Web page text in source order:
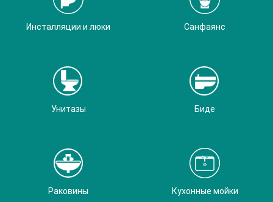
Инсталляции и люки Санфаянс
Унитазы Биде
Раковины Кухонные мойки